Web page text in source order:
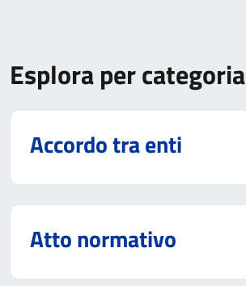
Esplora per categoria
Accordo tra enti
Atto normativo